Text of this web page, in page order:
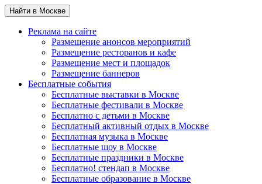
Найти в Москве
Реклама на сайте
Размещение анонсов мероприятий
Размещение ресторанов и кафе
Размещение мест и площадок
Размещение баннеров
Бесплатные события
Бесплатные выставки в Москве
Бесплатные фестивали в Москве
Бесплатно с детьми в Москве
Бесплатный активный отдых в Москве
Бесплатная музыка в Москве
Бесплатные шоу в Москве
Бесплатные праздники в Москве
Бесплатно! стендап в Москве
Бесплатные образование в Москве